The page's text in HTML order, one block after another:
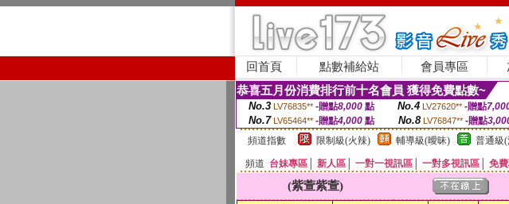
回首頁 點數補給站 會員專區
恭喜五月份消費排行前十名會員 獲得免費點數~
No.3 LV76835** -贈點8,000點 No.4 LV27620** -贈點
No.7 LV65464** -贈點4,000 點 No.8 LV76847** -贈點
頻道指數
限制級(火辣) 輔導級(曖昧) 普通級
頻道 台妹專區 新人區 一對一視訊區 一對多視訊區 免
(紫萱紫萱)